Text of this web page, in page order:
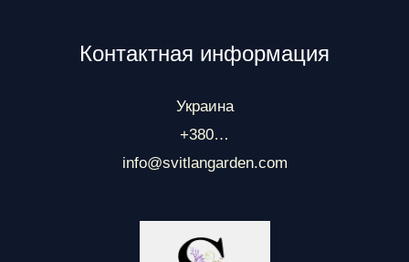
Контактная информация
Украина
+380…
info@svitlangarden.com